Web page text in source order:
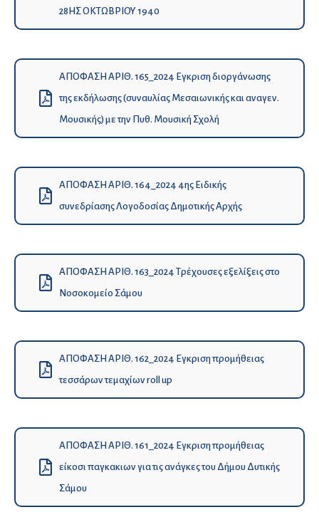
28ΗΣ ΟΚΤΩΒΡΙΟΥ 1940
ΑΠΟΦΑΣΗ ΑΡΙΘ. 165_2024 Εγκριση διοργάνωσης
της εκδήλωσης (συναυλίας Μεσαιωνικής και αναγεν.
Μουσικής) με την Πυθ. Μουσική Σχολή
ΑΠΟΦΑΣΗ ΑΡΙΘ. 164_2024 4ης Ειδικής
συνεδρίασης Λογοδοσίας Δημοτικής Αρχής
ΑΠΟΦΑΣΗ ΑΡΙΘ. 163_2024 Τρέχουσες εξελίξεις στο
Νοσοκομείο Σάμου
ΑΠΟΦΑΣΗ ΑΡΙΘ. 162_2024 Εγκριση προμήθειας
τεσσάρων τεμαχίων roll up
ΑΠΟΦΑΣΗ ΑΡΙΘ. 161_2024 Εγκριση προμήθειας
είκοσι παγκακιων για τις ανάγκες του Δήμου Δυτικής
Σάμου